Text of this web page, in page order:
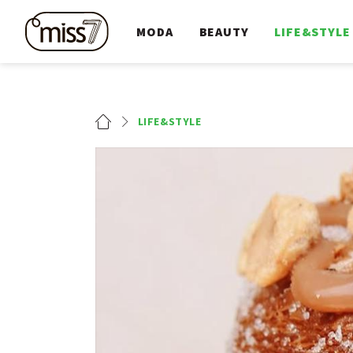
MODA BEAUTY LIFE&STYLE
LIFE&STYLE